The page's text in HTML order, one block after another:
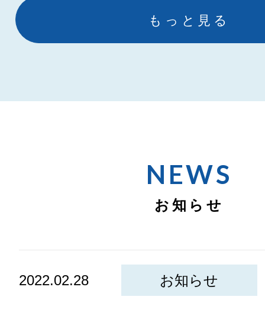
もっと見る
NEWS
お知らせ
2022.02.28 お知らせ